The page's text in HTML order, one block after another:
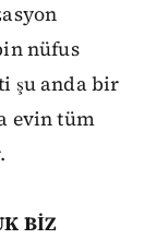
nüfus
şu anda bir
evin tüm
BİZ